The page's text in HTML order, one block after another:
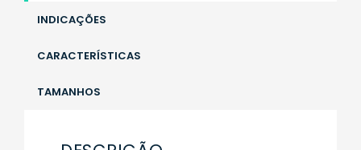
INDICAÇÕES
CARACTERÍSTICAS
TAMANHOS